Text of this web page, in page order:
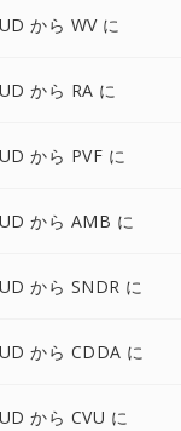
から WV に
から RA に
から PVF に
から AMB に
から SNDR に
から CDDA に
から CVU に